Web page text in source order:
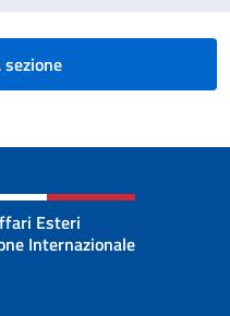
Esteri
Internazionale